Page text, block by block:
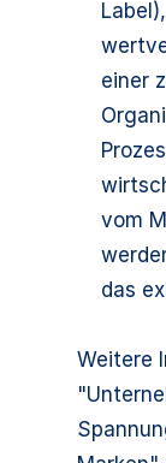
einer
vom
das
Weitere